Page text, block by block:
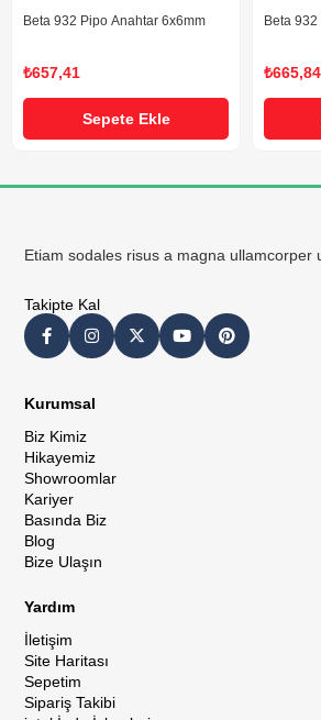
Beta 932 Pipo Anahtar 6x6mm
₺657,41
Sepete Ekle
Beta
₺665,84
Etiam sodales risus a magna ullamcorper
Takipte Kal
Kurumsal
Biz Kimiz
Hikayemiz
Showroomlar
Kariyer
Basında Biz
Blog
Bize Ulaşın
Yardım
İletişim
Site Haritası
Sepetim
Sipariş Takibi